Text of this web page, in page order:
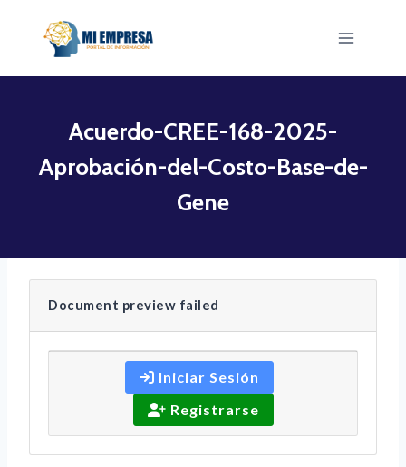
Acuerdo-CREE-168-2025-
Aprobación-del-Costo-Base-de-
Gene
Document preview failed
Iniciar Sesión
Registrarse